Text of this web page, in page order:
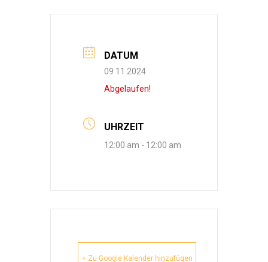
DATUM
09 11 2024
Abgelaufen!
UHRZEIT
12:00 am - 12:00 am
+ Zu Google Kalender hinzufügen